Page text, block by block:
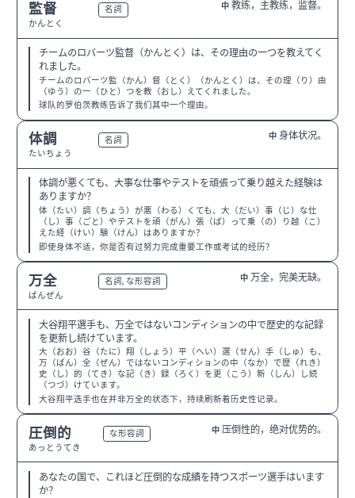
監督
かんとく
名詞 中 教练，主教练，监督。
チームのロバーツ監督（かんとく）は、その理由の一つを教えてく
れました。
チームのロバーツ監（かん）督（とく）（かんとく）は、その理（り）由
（ゆう）の一（ひと）つを教（おし）えてくれました。
球队的罗伯茨教练告诉了我们其中一个理由。
体調
たいちょう
名詞 中 身体状况。
体調が悪くても、大事な仕事やテストを頑張って乗り越えた経験は
ありますか？
体（たい）調（ちょう）が悪（わる）くても、大（だい）事（じ）な仕
（し）事（ごと）やテストを頑（がん）張（ば）って乗（の）り越（こ）
えた経（けい）験（けん）はありますか？
即使身体不适，你是否有过努力完成重要工作或考试的经历？
万全
ばんぜん
名詞, な形容詞 中 万全，完美无缺。
大谷翔平選手も、万全ではないコンディションの中で歴史的な記録
を更新し続けています。
大（おお）谷（たに）翔（しょう）平（へい）選（せん）手（しゅ）も、
万（ばん）全（ぜん）ではないコンディションの中（なか）で歴（れき）
史（し）的（てき）な記（き）録（ろく）を更（こう）新（しん）し続
（つづ）けています。
大谷翔平选手也在并非万全的状态下，持续刷新着历史性记录。
圧倒的
あっとうてき
な形容詞 中 压倒性的，绝对优势的。
あなたの国で、これほど圧倒的な成績を持つスポーツ選手はいます
か？